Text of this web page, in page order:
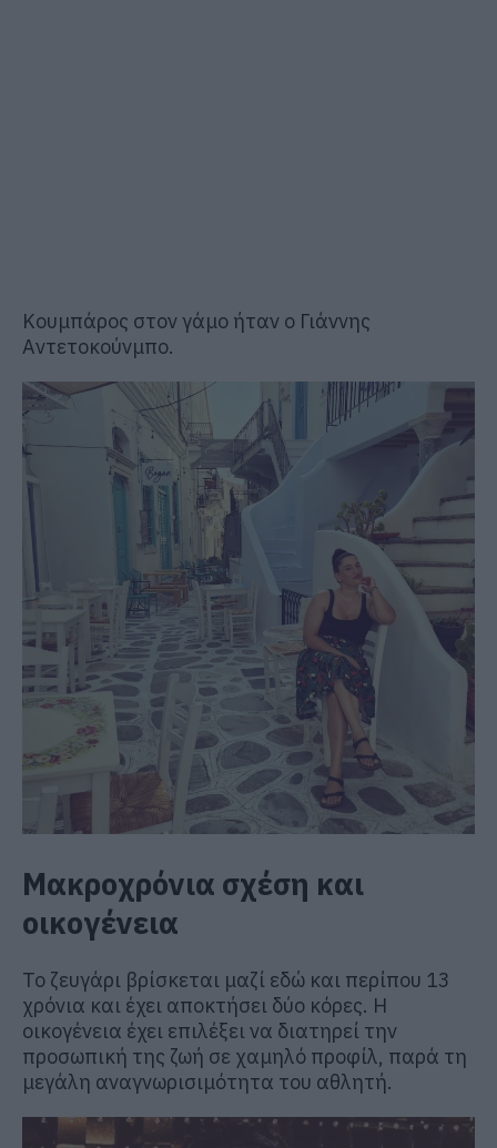
Κουμπάρος στον γάμο ήταν ο Γιάννης
Αντετοκούνμπο.
Μακροχρόνια σχέση και
οικογένεια
Το ζευγάρι βρίσκεται μαζί εδώ και περίπου 13
χρόνια και έχει αποκτήσει δύο κόρες. Η
οικογένεια έχει επιλέξει να διατηρεί την
προσωπική της ζωή σε χαμηλό προφίλ, παρά τη
μεγάλη αναγνωρισιμότητα του αθλητή.